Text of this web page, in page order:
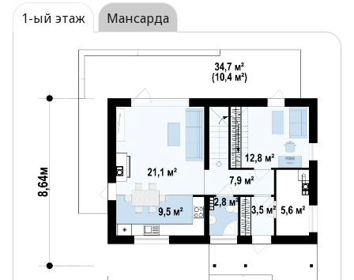
Открытая терраса, также, способствует тому,
чтобы большее количество дневного света
попадало в комнаты.
Дополнительная комната на первом этаже
поможет организовать ежедневную
домашнюю деятельность проще и удобнее. К
тому же в ней предусмотрен выход на
Одна из спален мансарды обустроена
собственной гардеробной, две другие имеют
выход на балкон.
Хозяйственное помещение рядом со входом
удобно для хранения как для садового
инвентаря, так и любой домашней техники.
Размещение санузлов один под другим
1-ый этаж Мансарда